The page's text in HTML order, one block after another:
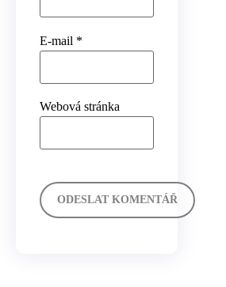
E-mail *
Webová stránka